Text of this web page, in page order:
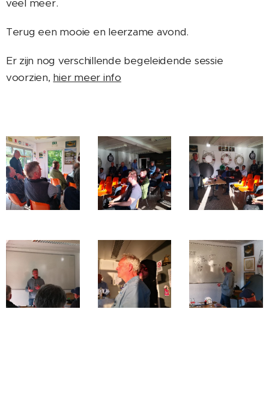
veel meer.
Terug een mooie en leerzame avond.
Er zijn nog verschillende begeleidende sessie
voorzien, hier meer info